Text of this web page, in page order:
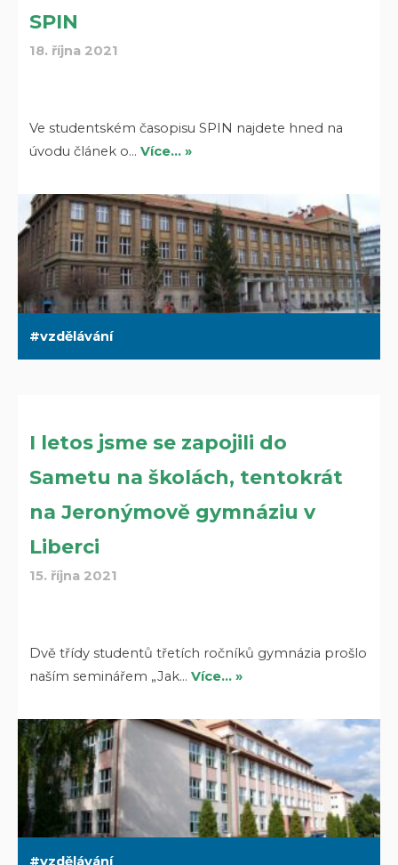
SPIN
18. října 2021
Ve studentském časopisu SPIN najdete hned na
úvodu článek o…Více… »
vzdělávání
I letos jsme se zapojili do
Sametu na školách, tentokrát
na Jeronýmově gymnáziu v
Liberci
15. října 2021
Dvě třídy studentů třetích ročníků gymnázia prošlo
naším seminářem „Jak…Více… »
vzdělávání